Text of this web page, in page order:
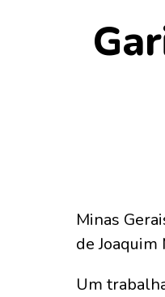
Minas
de
Um